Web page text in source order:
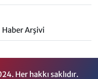
Haber Arşivi
Her hakkı saklıdır.